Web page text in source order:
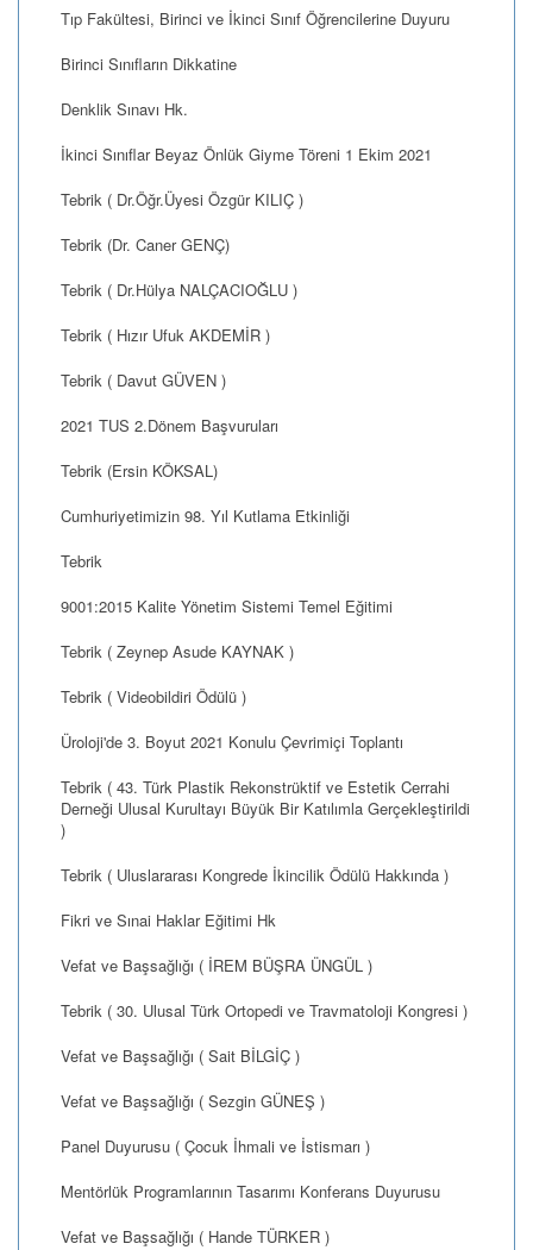
Tıp Fakültesi, Birinci ve İkinci Sınıf Öğrencilerine Duyuru
Birinci Sınıfların Dikkatine
Denklik Sınavı Hk.
İkinci Sınıflar Beyaz Önlük Giyme Töreni 1 Ekim 2021
Tebrik ( Dr.Öğr.Üyesi Özgür KILIÇ )
Tebrik (Dr. Caner GENÇ)
Tebrik ( Dr.Hülya NALÇACIOĞLU )
Tebrik ( Hızır Ufuk AKDEMİR )
Tebrik ( Davut GÜVEN )
2021 TUS 2.Dönem Başvuruları
Tebrik (Ersin KÖKSAL)
Cumhuriyetimizin 98. Yıl Kutlama Etkinliği
Tebrik
9001:2015 Kalite Yönetim Sistemi Temel Eğitimi
Tebrik ( Zeynep Asude KAYNAK )
Tebrik ( Videobildiri Ödülü )
Üroloji'de 3. Boyut 2021 Konulu Çevrimiçi Toplantı
Tebrik ( 43. Türk Plastik Rekonstrüktif ve Estetik Cerrahi
Derneği Ulusal Kurultayı Büyük Bir Katılımla Gerçekleştirildi
)
Tebrik ( Uluslararası Kongrede İkincilik Ödülü Hakkında )
Fikri ve Sınai Haklar Eğitimi Hk
Vefat ve Başsağlığı ( İREM BÜŞRA ÜNGÜL )
Tebrik ( 30. Ulusal Türk Ortopedi ve Travmatoloji Kongresi )
Vefat ve Başsağlığı ( Sait BİLGİÇ )
Vefat ve Başsağlığı ( Sezgin GÜNEŞ )
Panel Duyurusu ( Çocuk İhmali ve İstismarı )
Mentörlük Programlarının Tasarımı Konferans Duyurusu
Vefat ve Başsağlığı ( Hande TÜRKER )